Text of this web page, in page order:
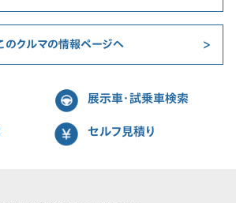
のクルマの情報ページへ
展示車・試乗車検索
セルフ見積り